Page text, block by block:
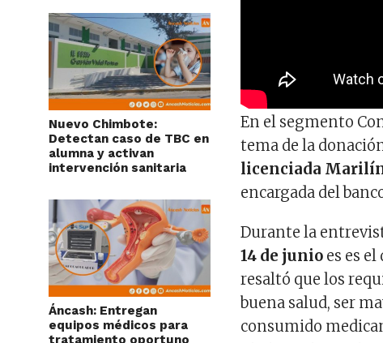
Nuevo Chimbote:
Detectan caso de TBC en
alumna y activan
intervención sanitaria
Áncash: Entregan
equipos médicos para
En el segmento
tema de la
licenciada
encargada del
Durante la
14 de junio es es
resaltó que los
buena salud, ser
consumido